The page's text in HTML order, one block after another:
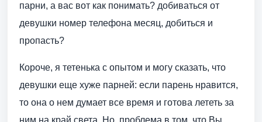
парни, а вас вот как понимать? добиваться от
девушки номер телефона месяц, добиться и
пропасть?
Короче, я тетенька с опытом и могу сказать, что
девушки еще хуже парней: если парень нравится,
то она о нем думает все время и готова лететь за